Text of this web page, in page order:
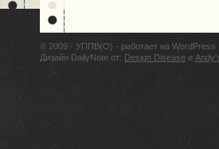
© 2009 - УППВ(О) - работает на WordPress |
Дизайн DailyNote от: Design Disease и